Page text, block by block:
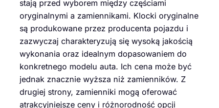
stają przed wyborem między częściami
oryginalnymi a zamiennikami. Klocki oryginalne
są produkowane przez producenta pojazdu i
zazwyczaj charakteryzują się wysoką jakością
wykonania oraz idealnym dopasowaniem do
konkretnego modelu auta. Ich cena może być
jednak znacznie wyższa niż zamienników. Z
drugiej strony, zamienniki mogą oferować
atrakcyjniejsze ceny i różnorodność opcji